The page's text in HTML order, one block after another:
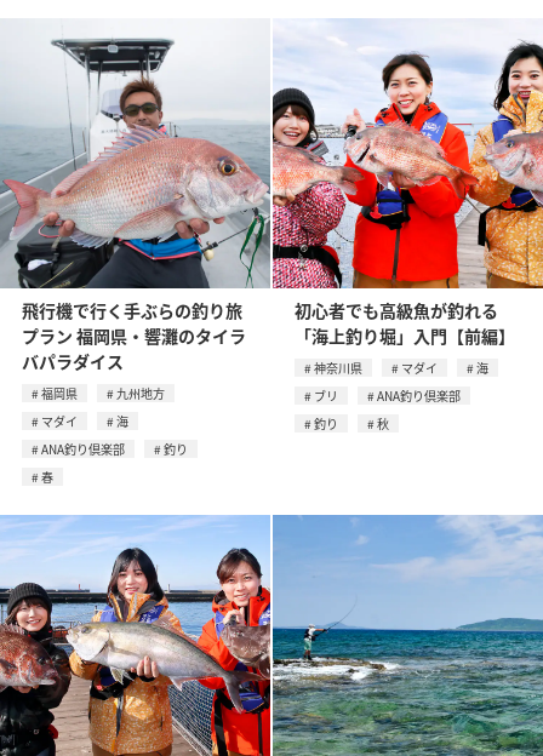
飛行機で行く手ぶらの釣り旅
プラン 福岡県・響灘のタイラ
バパラダイス
福岡県
九州地方
マダイ
海
ANA釣り倶楽部
釣り
春
初心者でも高級魚が釣れる
「海上釣り堀」入門【前編】
神奈川県 マダイ
海
ブリ
ANA釣り倶楽部
釣り
秋